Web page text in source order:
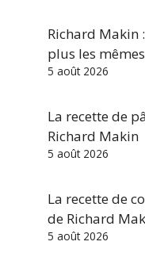
Richard Makin
plus les
5 août 2026
La recette de
Richard Makin
5 août 2026
La recette de
de Richard
5 août 2026